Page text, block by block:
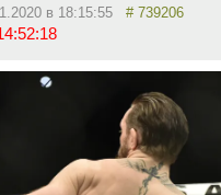
в 18:15:55 # 739206